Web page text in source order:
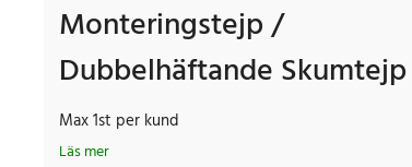
Monteringstejp /
Dubbelhäftande Skumtejp
Max 1st per kund
Läs mer